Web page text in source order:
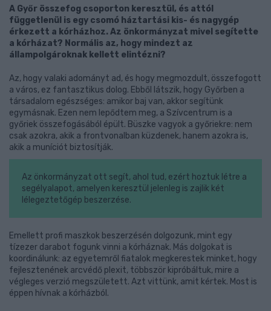
A Győr összefog csoporton keresztül, és attól
függetlenül is egy csomó háztartási kis- és nagygép
érkezett a kórházhoz. Az önkormányzat mivel segítette
a kórházat? Normális az, hogy mindezt az
állampolgároknak kellett elintézni?
Az, hogy valaki adományt ad, és hogy megmozdult, összefogott
a város, ez fantasztikus dolog. Ebből látszik, hogy Győrben a
társadalom egészséges: amikor baj van, akkor segítünk
egymásnak. Ezen nem lepődtem meg, a Szívcentrum is a
győriek összefogásából épült. Büszke vagyok a győriekre: nem
csak azokra, akik a frontvonalban küzdenek, hanem azokra is,
akik a muníciót biztosítják.
Az önkormányzat ott segít, ahol tud, ezért hoztuk létre a
segélyalapot, amelyen keresztül jelenleg is zajlik két
lélegeztetőgép beszerzése.
Emellett profi maszkok beszerzésén dolgozunk, mint egy
tízezer darabot fogunk vinni a kórháznak. Más dolgokat is
koordinálunk: az egyetemről fiatalok megkerestek minket, hogy
fejlesztenének arcvédő plexit, többször kipróbáltuk, mire a
végleges verzió megszületett. Azt vittünk, amit kértek. Most is
éppen hívnak a kórházból.